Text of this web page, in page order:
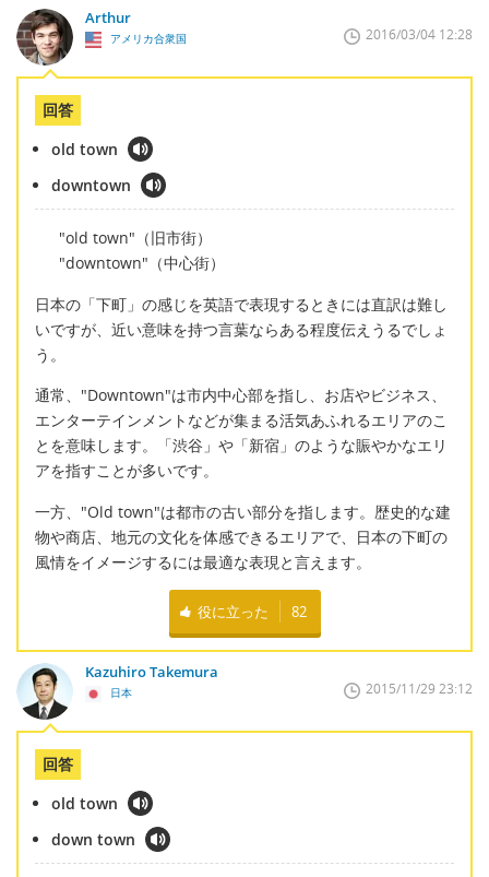
Arthur
アメリカ合衆国 2016/03/04 12:28
回答
old town
downtown
"old town"（旧市街）
"downtown"（中心街）
日本の「下町」の感じを英語で表現するときには直訳は難し
いですが、近い意味を持つ言葉ならある程度伝えうるでしょ
う。
通常、"Downtown"は市内中心部を指し、お店やビジネス、
エンターテインメントなどが集まる活気あふれるエリアのこ
とを意味します。「渋谷」や「新宿」のような賑やかなエリ
アを指すことが多いです。
一方、"Old town"は都市の古い部分を指します。歴史的な建
物や商店、地元の文化を体感できるエリアで、日本の下町の
風情をイメージするには最適な表現と言えます。
役に立った 82
Kazuhiro Takemura
日本 2015/11/29 23:12
回答
old town
down town